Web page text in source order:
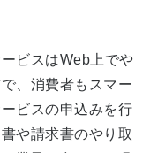
ビスはWeb 上でや
、消費者もスマー
ビスの申込みを行
や請求書のやり取